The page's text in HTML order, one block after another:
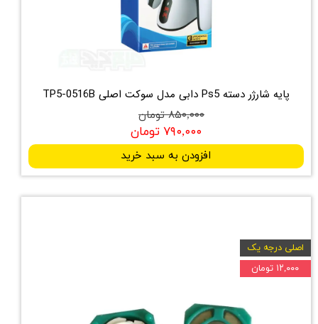
پایه شارژر دسته Ps5 دابی مدل سوکت اصلی TP5-0516B
۸۵۰,۰۰۰ تومان
۷۹۰,۰۰۰ تومان
افزودن به سبد خرید
اصلی درجه یک
۱۲,۰۰۰ تومان